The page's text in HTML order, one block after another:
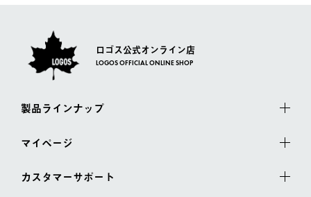
ロゴス公式オンライン店
LOGOS OFFICIAL ONLINE SHOP
製品ラインナップ
マイページ
カスタマーサポート